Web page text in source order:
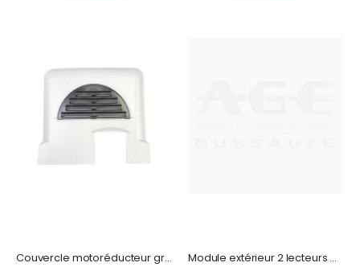
Couvercle motoréducteur gris clair - BX Module extérieur 2 lecteurs pour mr-gsm